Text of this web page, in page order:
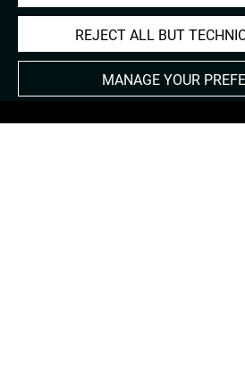
REJECT ALL BUT
MANAGE YOUR